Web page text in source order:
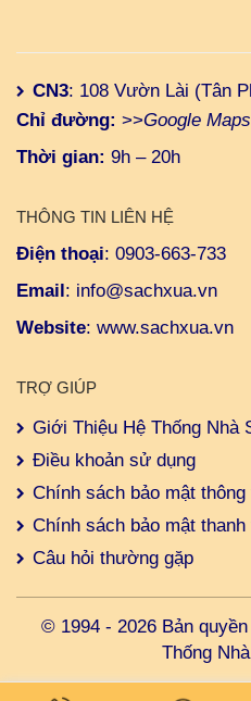
CN3: 108 Vườn Lài (Tân
Chỉ đường: >>Google Maps
Thời gian: 9h – 20h
THÔNG TIN LIÊN HỆ
Điện thoại: 0903-663-733
Email : info@sachxua.vn
Website: www.sachxua.vn
TRỢ GIÚP
Giới Thiệu Hệ Thống Nhà
Điều khoản sử dụng
Chính sách bảo mật thông
Chính sách bảo mật thanh
Câu hỏi thường gặp
© 1994 - 2026 Bản
Thống